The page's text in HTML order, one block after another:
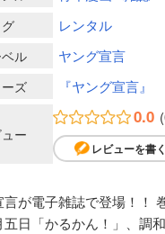
レンタル
ル ヤング宣言
ズ 『ヤング宣言』
ー
0.0
レビューを書く
が電子雑誌で登場！！
五日「かるかん！」、